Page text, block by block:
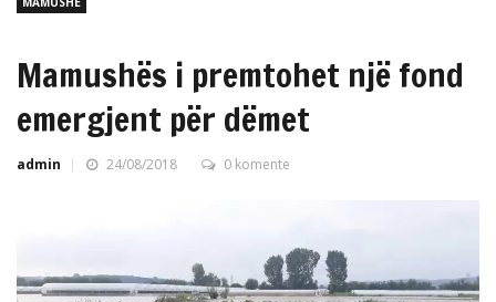
Mamushës i premtohet një fond
emergjent për dëmet
admin 24/08/2018 0 komente